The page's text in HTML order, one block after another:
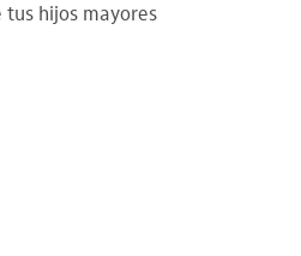
hijos mayores